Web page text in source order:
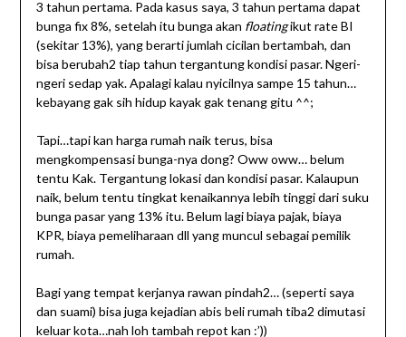
3 tahun pertama. Pada kasus saya, 3 tahun pertama dapat
bunga fix 8%, setelah itu bunga akan floatingikut rate BI
(sekitar 13%), yang berarti jumlah cicilan bertambah, dan
bisa berubah2 tiap tahun tergantung kondisi pasar. Ngeri-
ngeri sedap yak. Apalagi kalau nyicilnya sampe 15 tahun…
kebayang gak sih hidup kayak gak tenang gitu ^^;
Tapi…tapi kan harga rumah naik terus, bisa
mengkompensasi bunga-nya dong? Oww oww… belum
tentu Kak. Tergantung lokasi dan kondisi pasar. Kalaupun
naik, belum tentu tingkat kenaikannya lebih tinggi dari suku
bunga pasar yang 13% itu. Belum lagi biaya pajak, biaya
KPR, biaya pemeliharaan dll yang muncul sebagai pemilik
rumah.
Bagi yang tempat kerjanya rawan pindah2… (seperti saya
dan suami) bisa juga kejadian abis beli rumah tiba2 dimutasi
keluar kota…nah loh tambah repot kan :’))